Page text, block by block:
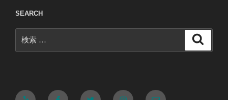
SEARCH
索:
Yelp FacebookTwitter Instagram
メ